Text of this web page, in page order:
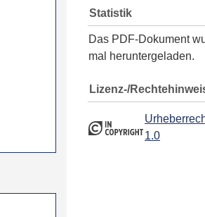
Statistik
Das PDF-Dokument
mal heruntergeladen.
Lizenz-/
1.0